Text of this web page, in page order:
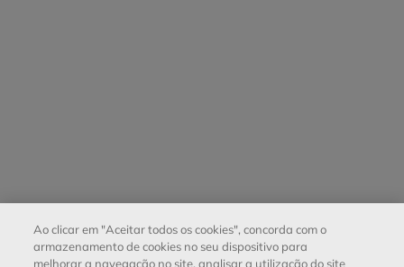
Ao clicar em "Aceitar todos os cookies", concorda com o
armazenamento de cookies no seu dispositivo para
melhorar a navegação no site, analisar a utilização do site